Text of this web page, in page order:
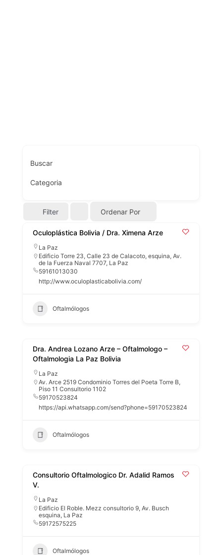
Buscar
Categoria
Filter Ordenar Por
Oculoplástica Bolivia / Dra. Ximena Arze
La Paz
Edificio Torre 23, Calle 23 de Calacoto, esquina, Av.
de la Fuerza Naval 7707, La Paz
59161013030
http://www.oculoplasticabolivia.com/
Oftalmólogos
Dra. Andrea Lozano Arze – Oftalmologo –
Oftalmologia La Paz Bolivia
La Paz
Av. Arce 2519 Condominio Torres del Poeta Torre B,
Piso 11 Consultorio 1102
59170523824
https://api.whatsapp.com/send?phone=59170523824
Oftalmólogos
Consultorio Oftalmologico Dr. Adalid Ramos
V.
La Paz
Edificio El Roble. Mezz consultorio 9, Av. Busch
esquina, La Paz
59172575225
Oftalmólogos